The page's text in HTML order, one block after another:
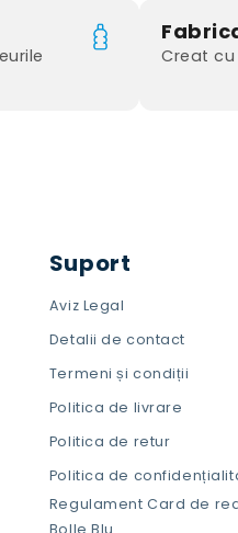
Creat
Suport
Aviz Legal
Detalii de contact
Termeni și condiții
Politica de livrare
Politica de retur
Politica de
Regulament Card de